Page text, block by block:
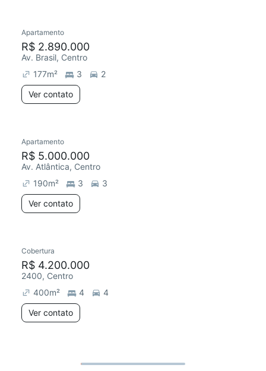
Apartamento
R$ 2.890.000
Av. Brasil, Centro
177m² 3
2
Ver contato
Apartamento
R$ 5.000.000
Av. Atlântica, Centro
190m² 3
3
Ver contato
Cobertura
R$ 4.200.000
2400, Centro
400m² 4
4
Ver contato